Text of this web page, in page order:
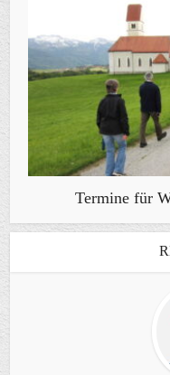
Termine für